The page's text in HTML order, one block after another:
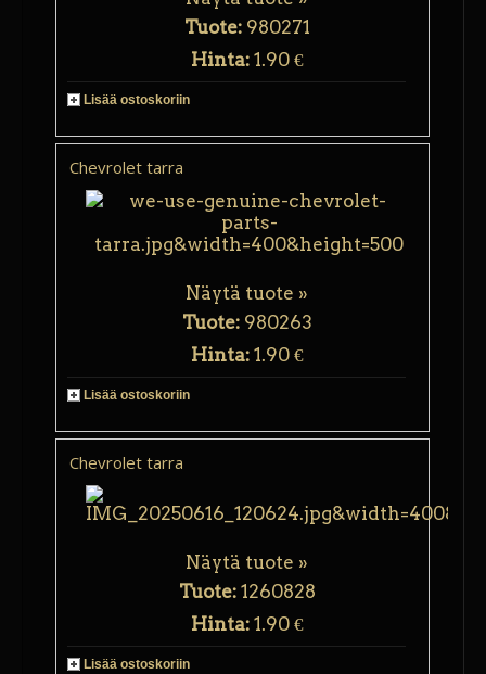
Tuote: 980271
Hinta: 1.90 €
Lisää ostoskoriin
Chevrolet tarra
Näytä tuote »
Tuote: 980263
Hinta: 1.90 €
Lisää ostoskoriin
Chevrolet tarra
Näytä tuote »
Tuote: 1260828
Hinta: 1.90 €
Lisää ostoskoriin